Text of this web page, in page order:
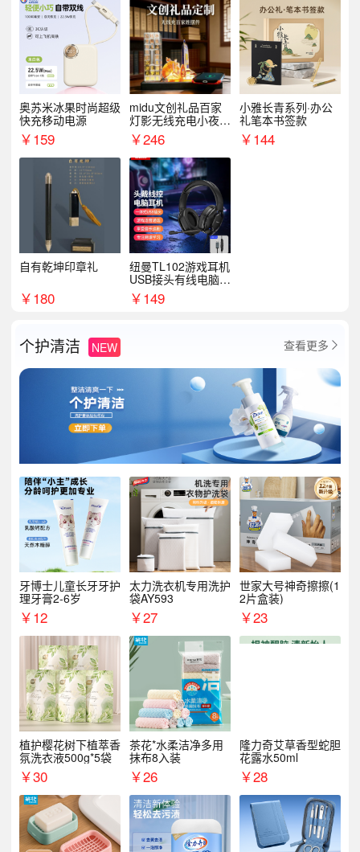
奥苏米冰果时尚超级
快充移动电源
￥159
midu文创礼品百家
灯影无线充电小夜灯
纪念礼品定制
￥246
小雅长青系列·办公
礼笔本书签款
￥144
自有乾坤印章礼
￥180
纽曼TL102游戏耳机
USB接头有线电脑耳
机耳麦
￥149
个护清洁 NEW 查看更多 
牙博士儿童长牙牙护
理牙膏2-6岁
￥12
太力洗衣机专用洗护
袋AY593
￥27
世家大号神奇擦擦(1
2片盒装)
￥23
植护樱花树下植萃香
氛洗衣液500g*5袋
￥30
茶花*水柔洁净多用
抹布8入装
￥26
隆力奇艾草香型蛇胆
花露水50ml
￥28